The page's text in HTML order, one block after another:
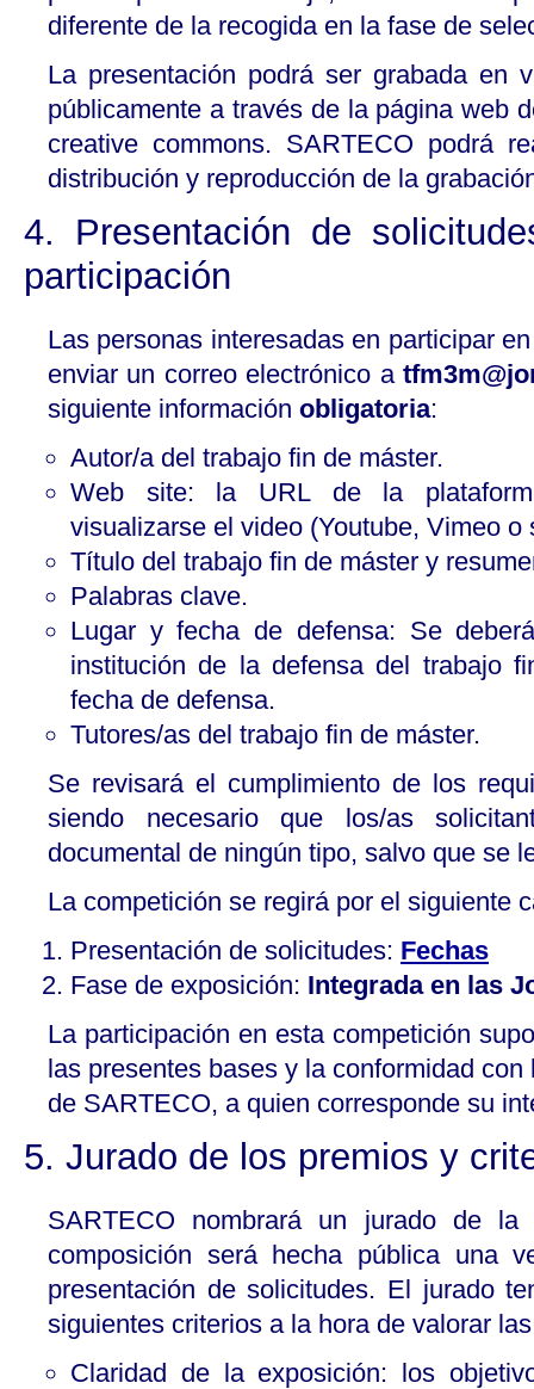
diferente de la recogida en la fase de
La presentación podrá ser grabada en
públicamente a través de la página web
creative commons. SARTECO podrá
distribución y reproducción de la
4. Presentación de
participación
Las personas interesadas en participar
enviar un correo electrónico a
siguiente información obligatoria:
Autor/a del trabajo fin de máster.
Web site: la URL de la
visualizarse el video (Youtube, Vimeo o
Título del trabajo fin de máster y
Palabras clave.
Lugar y fecha de defensa: Se
institución de la defensa del trabajo
fecha de defensa.
Tutores/as del trabajo fin de máster.
Se revisará el cumplimiento de los
siendo necesario que los/as
documental de ningún tipo, salvo que se
La competición se regirá por el siguiente
Presentación de solicitudes: Fechas
Fase de exposición: Integrada en las
La participación en esta competición
las presentes bases y la conformidad
de SARTECO, a quien corresponde su
5. Jurado de los premios y
SARTECO nombrará un jurado de
composición será hecha pública una
presentación de solicitudes. El jurado
siguientes criterios a la hora de valorar
Claridad de la exposición: los